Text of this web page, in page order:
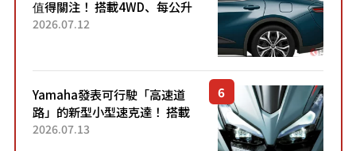
值得關注！ 搭載4WD、每公升
22.4公里低油耗表現超亮眼！
2026.07.12
Yamaha發表可行駛「高速道
路」的新型小型速克達！ 搭載
能享受超強勁「渦輪感」的動
2026.07.13